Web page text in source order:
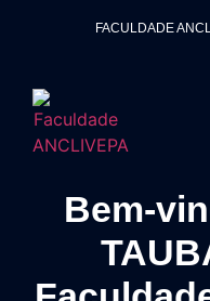
FACULDADE
Bem-